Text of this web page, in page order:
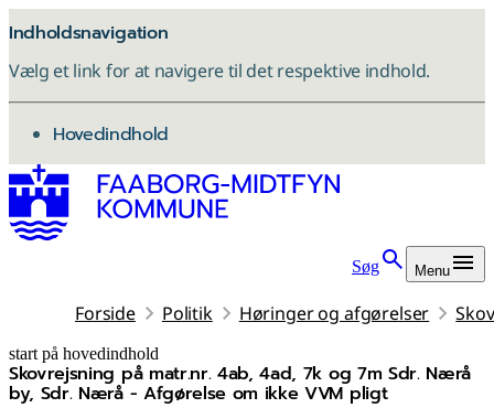
Indholdsnavigation
Vælg et link for at navigere til det respektive indhold.
gå til
Hovedindhold
Søg Menu
Forside Politik Høringer og afgørelser
start på hovedindhold
Skovrejsning på matr.nr. 4ab, 4ad, 7k og 7m Sdr. Nærå
by, Sdr. Nærå - Afgørelse om ikke VVM pligt
senest opdateret 4. maj 2026